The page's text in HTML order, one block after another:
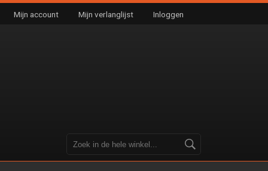
Mijn account Mijn verlanglijst Inloggen